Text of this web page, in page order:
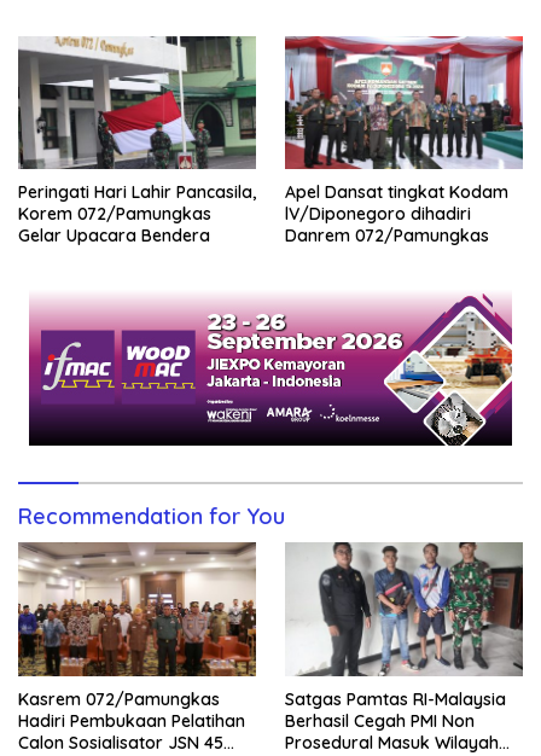
Peringati Hari Lahir Pancasila,
Korem 072/Pamungkas
Gelar Upacara Bendera
Apel Dansat tingkat Kodam
lV/Diponegoro dihadiri
Danrem 072/Pamungkas
Recommendation for You
Kasrem 072/Pamungkas
Hadiri Pembukaan Pelatihan
Calon Sosialisator JSN 45
Satgas Pamtas RI-Malaysia
Berhasil Cegah PMI Non
Prosedural Masuk Wilayah